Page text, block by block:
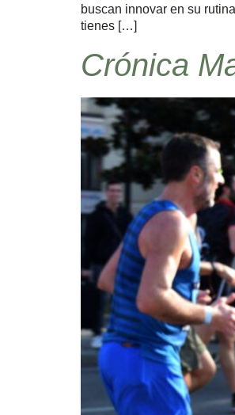
buscan innovar en su
tienes […]
Crónica